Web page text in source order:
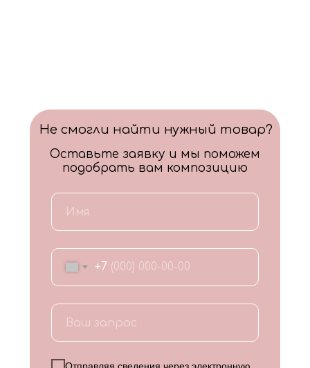
+7
Отправляя сведения через электронную
Не смогли найти нужный товар?
Оставьте заявку и мы поможем
подобрать вам композицию